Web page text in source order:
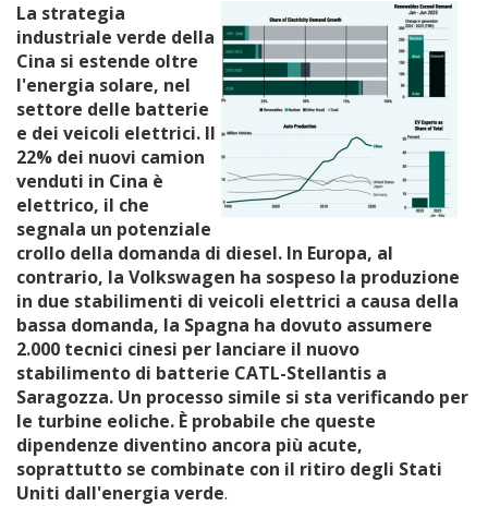
La strategia
industriale verde della
Cina si estende oltre
l'energia solare, nel
settore delle batterie
e dei veicoli elettrici. Il
22% dei nuovi camion
venduti in Cina è
elettrico, il che
segnala un potenziale
crollo della domanda di diesel. In Europa, al
contrario, la Volkswagen ha sospeso la produzione
in due stabilimenti di veicoli elettrici a causa della
bassa domanda, la Spagna ha dovuto assumere
2.000 tecnici cinesi per lanciare il nuovo
stabilimento di batterie CATL-Stellantis a
Saragozza. Un processo simile si sta verificando per
le turbine eoliche. È probabile che queste
dipendenze diventino ancora più acute,
soprattutto se combinate con il ritiro degli Stati
Uniti dall'energia verde.